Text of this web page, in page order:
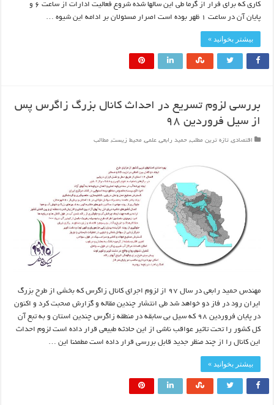
کاری که برای فرار از گرما طی این سالها شده شروع فعالیت ادارات از ساعت ۶ و
پایان آن در ساعت ۱ ظهر بوده است اصرار مسئولان بر ادامه این شیوه …
بیشتر بخوانید »
بررسی لزوم تسریع در احداث کانال بزرگ زاگرس پس
از سیل فروردین ۹۸
اقتصادی, تازه ترین مطلب, حمید رابعی, علمی, محیط زیست, مطالب
مهندس حميد رابعي در سال ۹۷ از لزوم اجراي کانال زاگرس که بخشي از طرح بزرگ
ايران رود در فاز دو خواهد شد طي انتشار چندين مقاله و گزارش صحبت کرد و اکنون
در پايان فروردين ۹۸ که سيل بي سابقه در منطقه زاگرس چندين استان و به تبع آن
کل کشور را تحت تاثير عواقب ناشي از اين حادثه طبيعي قرار داده است لزوم احداث
اين کانال را از چند منظر جديد قابل بررسي قرار داده است مطمئنا اين …
بیشتر بخوانید »